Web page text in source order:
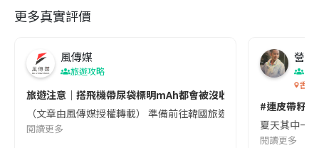
更多真實評價
風傳媒
旅遊攻略
旅遊注意｜搭飛機帶尿袋標明mAh都會被沒收😱出發前切記檢查
（文章由風傳媒授權轉載） 準備前往韓國旅遊的民眾，近期要
閱讀更多
營養
香港
#連皮帶籽
夏天其中一
閱讀更多